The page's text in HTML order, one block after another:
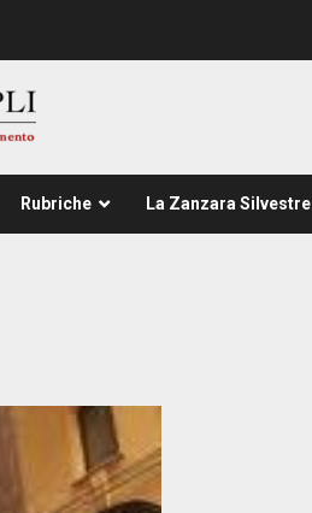
Rubriche La Zanzara Silvestre